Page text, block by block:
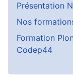
Présentation
Nos
Formation
Codep44